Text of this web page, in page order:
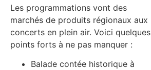
Les programmations vont des
marchés de produits régionaux aux
concerts en plein air. Voici quelques
points forts à ne pas manquer :
Balade contée historique à